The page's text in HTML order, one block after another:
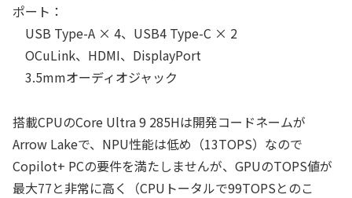
ポート：
USB Type-A × 4、USB4 Type-C × 2
OCuLink、HDMI、DisplayPort
3.5mmオーディオジャック
搭載CPUのCore Ultra 9 285Hは開発コードネームが
Arrow Lakeで、NPU性能は低め（13TOPS）なので
Copilot+ PCの要件を満たしませんが、GPUのTOPS値が
最大77と非常に高く（CPUトータルで99TOPSとのこ